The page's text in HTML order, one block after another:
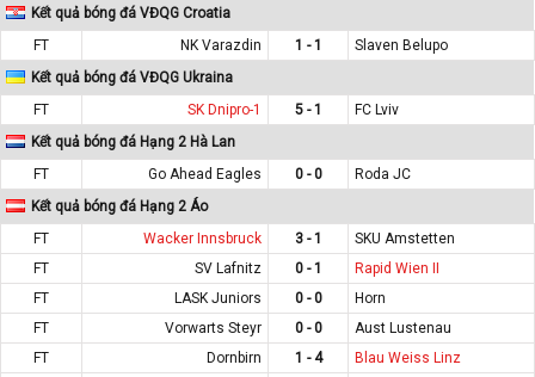
Kết quả bóng đá VĐQG Croatia
FT
NK Varazdin 1 - 1
Slaven Belupo
Kết quả bóng đá VĐQG Ukraina
FT
SK Dnipro-1 5 - 1
FC Lviv
Kết quả bóng đá Hạng 2 Hà Lan
FT
Go Ahead Eagles 0 - 0
Roda JC
Kết quả bóng đá Hạng 2 Áo
FT
Wacker Innsbruck 3 - 1
SKU Amstetten
FT
SV Lafnitz 0 - 1
Rapid Wien II
FT
LASK Juniors 0 - 0
Horn
FT
Vorwarts Steyr 0 - 0
Aust Lustenau
FT
Dornbirn 1 - 4
Blau Weiss Linz